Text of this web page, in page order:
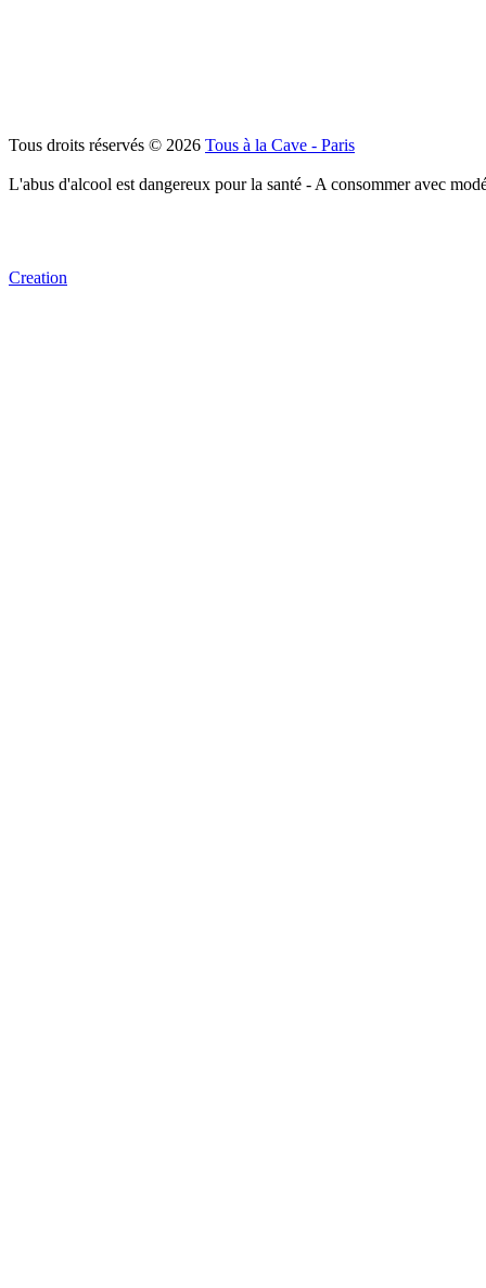
Tous droits réservés © 2026 Tous à la Cave - Paris
L'abus d'alcool est dangereux pour la santé - A consommer avec
Creation